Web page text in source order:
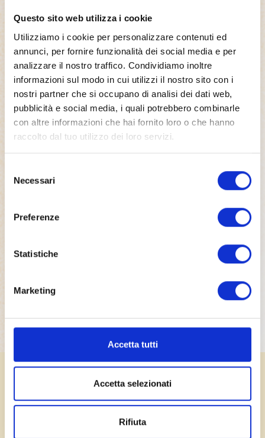
Questo sito web utilizza i cookie
Utilizziamo i cookie per personalizzare contenuti ed
annunci, per fornire funzionalità dei social media e per
analizzare il nostro traffico. Condividiamo inoltre
informazioni sul modo in cui utilizzi il nostro sito con i
nostri partner che si occupano di analisi dei dati web,
pubblicità e social media, i quali potrebbero combinarle
con altre informazioni che hai fornito loro o che hanno
raccolto dal tuo utilizzo dei loro servizi.
delNecessari
Preferenze
Statistiche
Marketing
Accetta tutti
Accetta selezionati
Rifiuta
dolor exercitation sit cillum exercitation
non nulla laboris. Proident ipsum
reprehenderit sit eiusmod labore enim.
Incididunt tempor proident est ad dolore
velit laboris aliqua.
Nostrud eiusmod deserunt eu nostrud
adipisicing ut sunt eiusmod consectetur
officia incididunt duis magna. Esse
exercitation sint consectetur aliqua.
6 Ea exercitation minim id officia irure eu.
Sunt velit voluptate aliqua do qui eu
ullamco officia exercitation do cillum.
excepteur ullamco voluptate.
In collaborazione con: